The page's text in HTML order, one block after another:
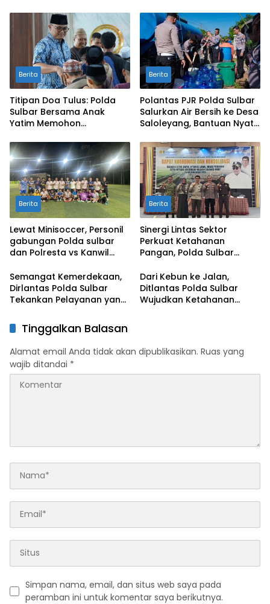
Berita
Titipan Doa Tulus: Polda
Sulbar Bersama Anak
Yatim Memohon
Negeri
Berita
Polantas PJR Polda Sulbar
Salurkan Air Bersih ke Desa
Saloleyang, Bantuan Nyata
Berita
Lewat Minisoccer, Personil
gabungan Polda sulbar
dan Polresta vs Kanwil
Ikatan Persaudaraan
Berita
Sinergi Lintas Sektor
Perkuat Ketahanan
Pangan, Polda Sulbar
Sawah dan Mitigasi
Kekeringan
Semangat Kemerdekaan,
Dirlantas Polda Sulbar
Tekankan Pelayanan yang
Menyentuh Hati
Dari Kebun ke Jalan,
Ditlantas Polda Sulbar
Wujudkan Ketahanan
Tinggalkan Balasan
Alamat email Anda tidak akan dipublikasikan. Ruas yang
wajib ditandai *
Simpan nama, email, dan situs web saya pada
peramban ini untuk komentar saya berikutnya.